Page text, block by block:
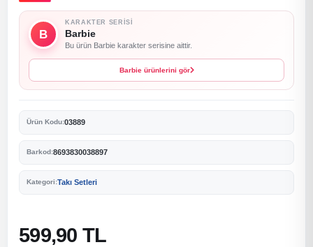
B
KARAKTER SERISI
Barbie
Bu ürün Barbie karakter serisine aittir.
Barbie ürünlerini gör
Ürün Kodu:03889
Barkod:8693830038897
Kategori:Takı Setleri
599,90 TL